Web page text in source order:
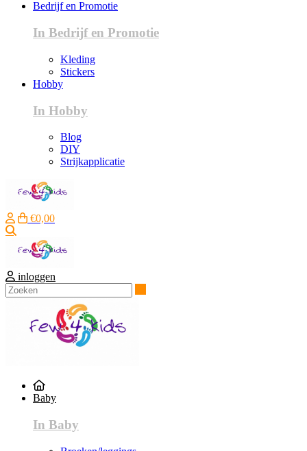
Bedrijf en Promotie
In Bedrijf en Promotie
Kleding
Stickers
Hobby
In Hobby
Blog
DIY
Strijkapplicatie
€0,00
inloggen
Baby
In Baby